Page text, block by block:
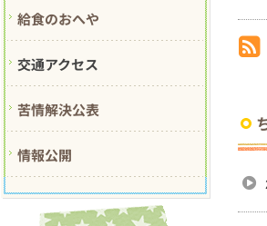
給食のおへや
交通アクセス
苦情解決公表
情報公開